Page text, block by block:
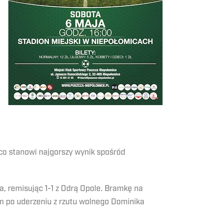
stanowi najgorszy wynik spośród
remisując 1-1 z Odrą Opole. Bramkę na
po uderzeniu z rzutu wolnego Dominika